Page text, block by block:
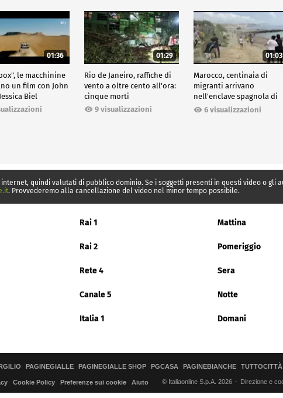
01:36
le macchinine
un film con John
Biel
01:29
Rio de Janeiro, raffiche di
vento a oltre cento all'ora:
cinque morti
9 visualizzazioni
01:03
Marocco, centinaia di
migranti arrivano
nell'enclave spagnola di
Ceuta6 visualizzazioni
quindi valutati di pubblico dominio. Se i soggetti presenti in questi video o
. Provvederemo alla cancellazione del video nel minor tempo possibile.
Rai 1 Mattina
Rai 2 Pomeriggio
Rete 4 Sera
Canale 5 Notte
Italia 1 Domani
PAGINEGIALLE PAGINEGIALLE SHOP PGCASA PAGINEBIANCHE TUTTOCITTÀ
Cookie Policy Preferenze sui cookie Aiuto © Italiaonline S.p.A. 2026 Direzione e